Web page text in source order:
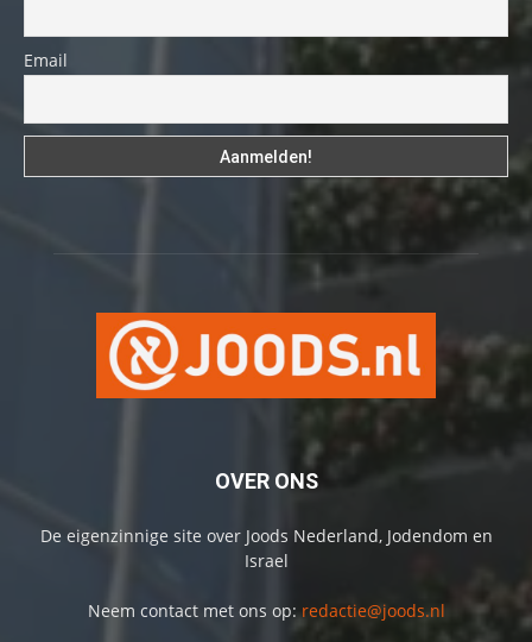
Email
OVER ONS
De eigenzinnige site over Joods Nederland, Jodendom en
Israel
Neem contact met ons op: redactie@joods.nl